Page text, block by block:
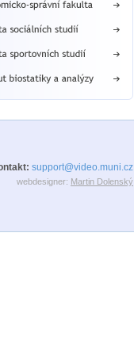
support@video.muni.cz
webdesigner: Martin Dolenský